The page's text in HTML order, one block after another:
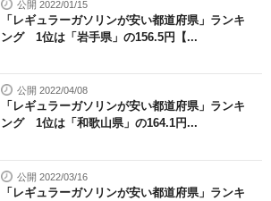
公開 2022/01/15
「レギュラーガソリンが安い都道府県」ランキ
ング 1位は「岩手県」の156.5円【...
公開 2022/04/08
「レギュラーガソリンが安い都道府県」ランキ
ング 1位は「和歌山県」の164.1円...
公開 2022/03/16
「レギュラーガソリンが安い都道府県」ランキ